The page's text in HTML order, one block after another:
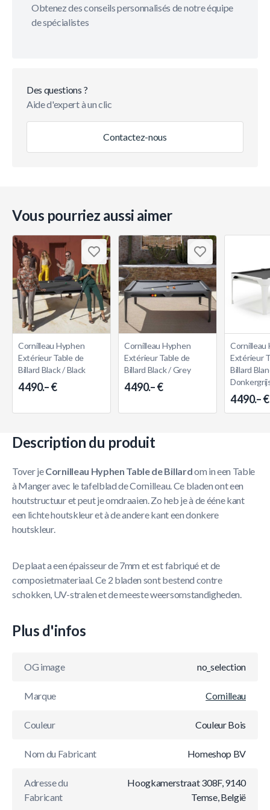
Obtenez des conseils personnalisés de notre équipe
de spécialistes
Des questions ?
Aide d'expert à un clic
Contactez-nous
Vous pourriez aussi aimer
Cornilleau Hyphen
Extérieur Table de
Billard Black / Black
4 490.– €
Cornilleau Hyphen
Extérieur Table de
Billard Black / Grey
4 490.– €
Cornilleau
Extérieur
Billard
4 490.– €
Description du produit
Tover jeCornilleau Hyphen Table de Billardom in een Table
à Manger avec le tafelblad de Cornilleau. Ce bladen ont een
houtstructuur et peut je omdraaien. Zo heb je à de ééne kant
een lichte houtskleur et à de andere kant een donkere
houtskleur.
De plaat a een épaisseur de 7mm et est fabriqué et de
composietmateriaal. Ce 2 bladen sont bestend contre
schokken, UV-stralen et de meeste weersomstandigheden.
Plus d'infos
OG image no_selection
Marque Cornilleau
Couleur Couleur Bois
Nom du Fabricant Homeshop BV
Adresse du
Fabricant
Hoogkamerstraat 308F, 9140
Temse, België